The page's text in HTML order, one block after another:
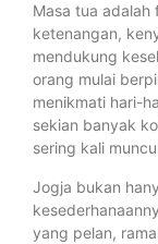
Masa tua adalah
ketenangan,
mendukung
orang mulai
menikmati hari-
sekian banyak
sering kali
Jogja bukan
yang pelan,